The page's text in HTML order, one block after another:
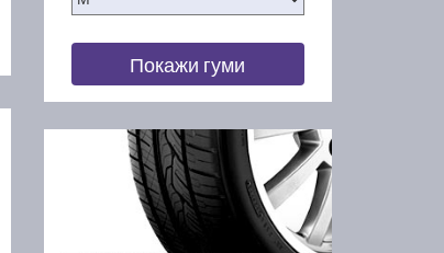
Покажи гуми